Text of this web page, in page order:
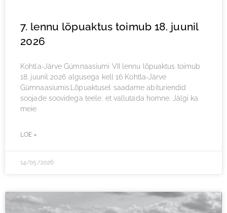
7. lennu lõpuaktus toimub 18. juunil
2026
Kohtla-Järve Gümnaasiumi VII lennu lõpuaktus toimub
18. juunil 2026 algusega kell 16 Kohtla-Järve
Gümnaasiumis.Lõpuaktusel saadame abituriendid
soojade soovidega teele, et vallutada homne. Jälgi ka
meie
LOE »
14/05/2026